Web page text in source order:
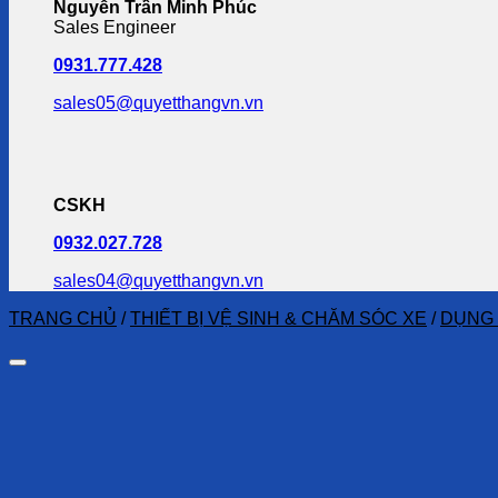
Nguyễn Trần Minh Phúc
Sales Engineer
0931.777.428
sales05@quyetthangvn.vn
CSKH
0932.027.728
sales04@quyetthangvn.vn
TRANG CHỦ / THIẾT BỊ VỆ SINH & CHĂM SÓC XE /